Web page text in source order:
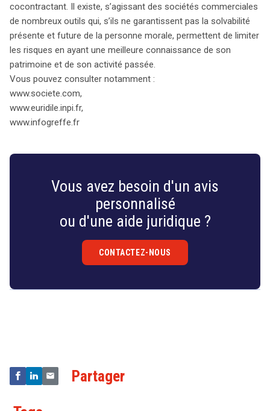
cocontractant. Il existe, s’agissant des sociétés commerciales
de nombreux outils qui, s’ils ne garantissent pas la solvabilité
présente et future de la personne morale, permettent de limiter
les risques en ayant une meilleure connaissance de son
patrimoine et de son activité passée.
Vous pouvez consulter notamment :
www.societe.com,
www.euridile.inpi.fr,
www.infogreffe.fr
Vous avez besoin d'un avis
personnalisé
ou d'une aide juridique ?
CONTACTEZ-NOUS
Partager